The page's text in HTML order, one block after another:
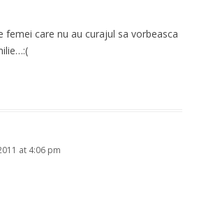
care nu au curajul sa vorbeasca
at 4:06 pm